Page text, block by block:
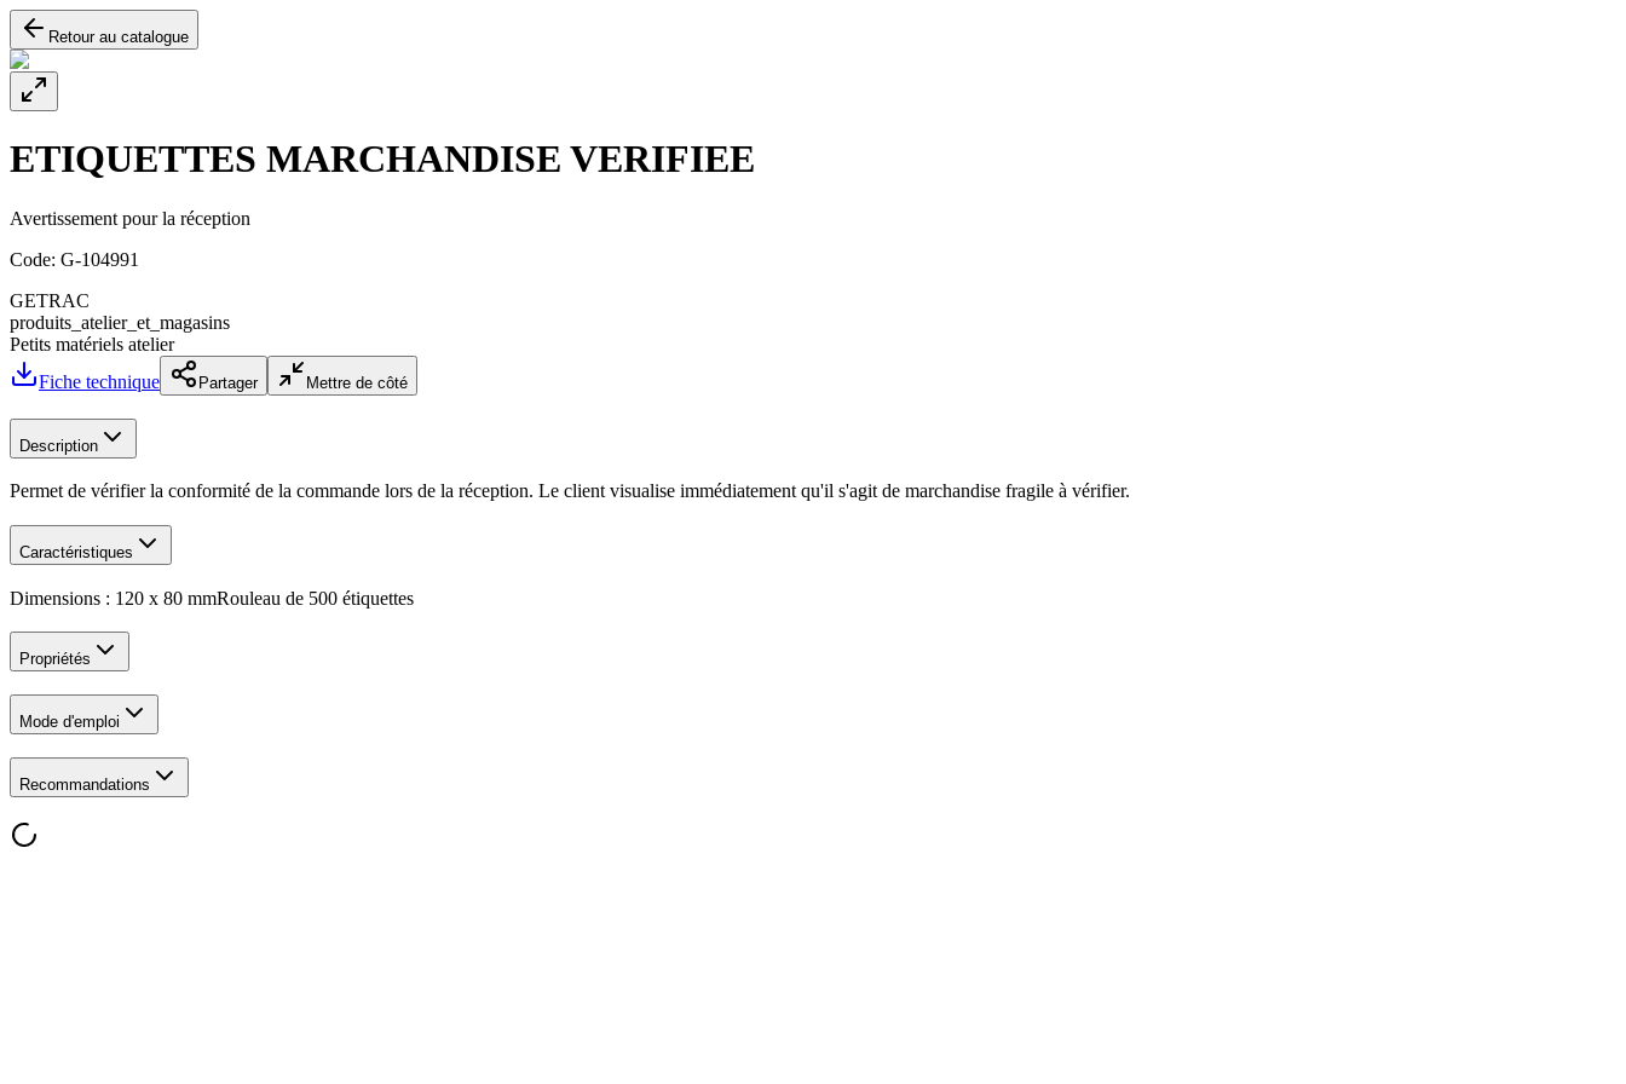
Retour au catalogue
ETIQUETTES MARCHANDISE VERIFIEE
Avertissement pour la réception
Code: G-104991
GETRAC
produits_atelier_et_magasins
Petits matériels atelier
Fiche technique
Partager Mettre de côté
Description
Permet de vérifier la conformité de la commande lors de la réception. Le client visualise immédiatement qu'il s'agit de marchandise fragile à vérifier.
Caractéristiques
Dimensions : 120 x 80 mmRouleau de 500 étiquettes
Propriétés
Mode d'emploi
Recommandations